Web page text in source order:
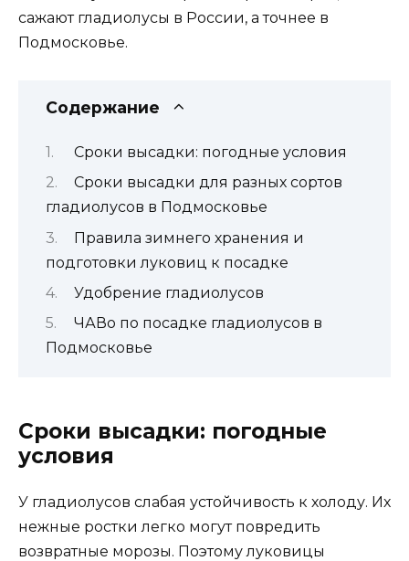
сажают гладиолусы в России, а точнее в
Подмосковье.
Содержание
Сроки высадки: погодные условия
Сроки высадки для разных сортов
гладиолусов в Подмосковье
Правила зимнего хранения и
подготовки луковиц к посадке
Удобрение гладиолусов
ЧАВо по посадке гладиолусов в
Подмосковье
Сроки высадки: погодные
условия
У гладиолусов слабая устойчивость к холоду. Их
нежные ростки легко могут повредить
возвратные морозы. Поэтому луковицы